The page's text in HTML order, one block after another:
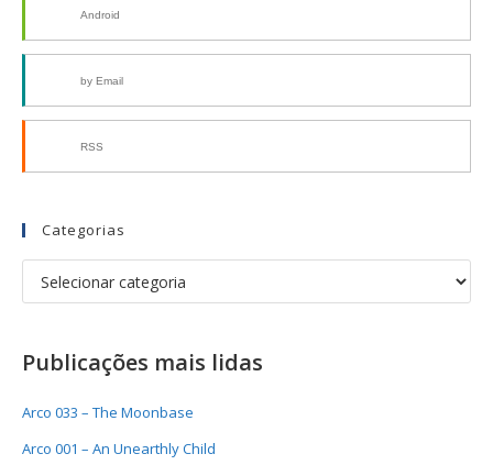
Android
by Email
RSS
Categorias
Publicações mais lidas
Arco 033 – The Moonbase
Arco 001 – An Unearthly Child